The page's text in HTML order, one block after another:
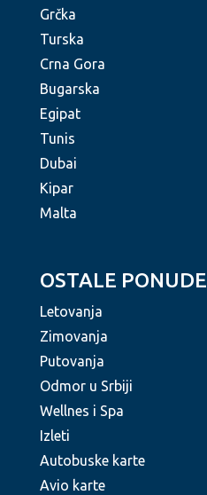
Grčka
Turska
Crna Gora
Bugarska
Egipat
Tunis
Dubai
Kipar
Malta
OSTALE PONUDE
Letovanja
Zimovanja
Putovanja
Odmor u Srbiji
Wellnes i Spa
Izleti
Autobuske karte
Avio karte